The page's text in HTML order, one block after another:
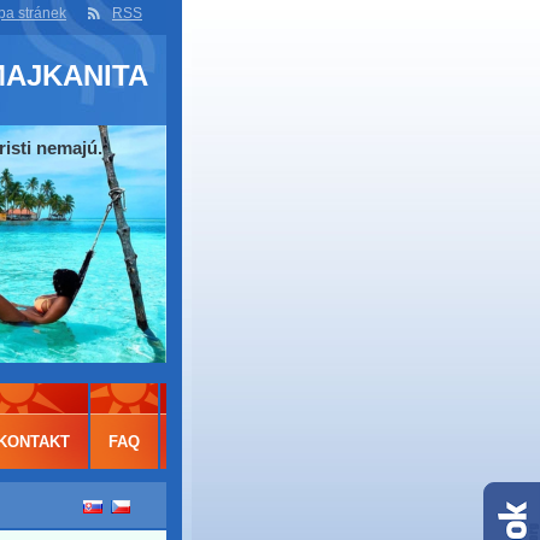
stránek RSS
nemajú.
FAQ